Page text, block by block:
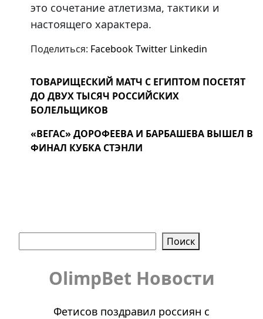
это сочетание атлетизма, тактики и
настоящего характера.
Поделиться: FacebookTwitter Linkedin
ТОВАРИЩЕСКИЙ МАТЧ С ЕГИПТОМ ПОСЕТЯТ
ДО ДВУХ ТЫСЯЧ РОССИЙСКИХ
БОЛЕЛЬЩИКОВ
«ВЕГАС» ДОРОФЕЕВА И БАРБАШЕВА ВЫШЕЛ В
ФИНАЛ КУБКА СТЭНЛИ
Поиск
OlimpBet Новости
Фетисов поздравил россиян с